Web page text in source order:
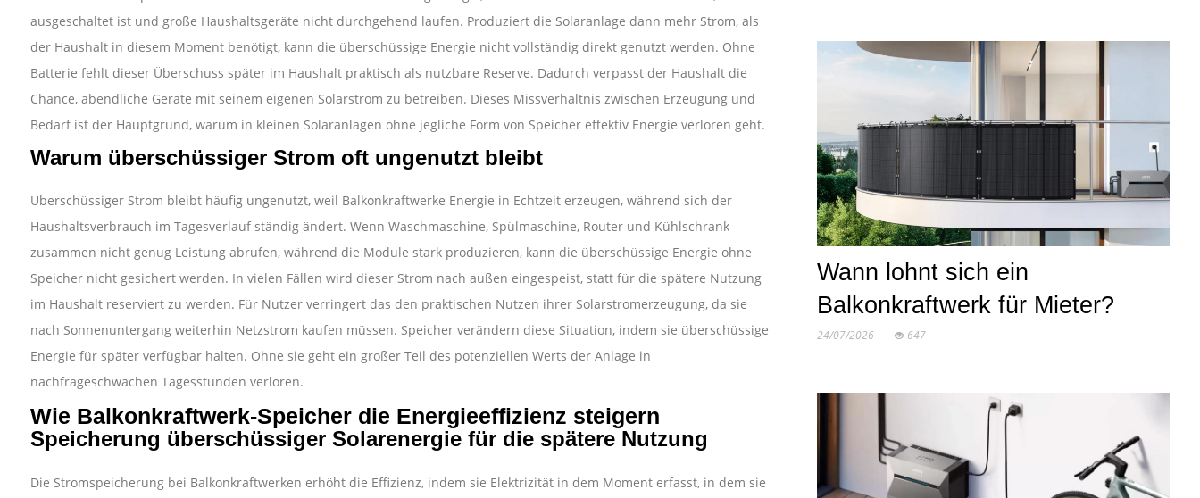
ausgeschaltet ist und große Haushaltsgeräte nicht durchgehend laufen. Produziert die Solaranlage dann mehr Strom, als
der Haushalt in diesem Moment benötigt, kann die überschüssige Energie nicht vollständig direkt genutzt werden. Ohne
Batterie fehlt dieser Überschuss später im Haushalt praktisch als nutzbare Reserve. Dadurch verpasst der Haushalt die
Chance, abendliche Geräte mit seinem eigenen Solarstrom zu betreiben. Dieses Missverhältnis zwischen Erzeugung und
Bedarf ist der Hauptgrund, warum in kleinen Solaranlagen ohne jegliche Form von Speicher effektiv Energie verloren geht.
Warum überschüssiger Strom oft ungenutzt bleibt
Überschüssiger Strom bleibt häufig ungenutzt, weil Balkonkraftwerke Energie in Echtzeit erzeugen, während sich der
Haushaltsverbrauch im Tagesverlauf ständig ändert. Wenn Waschmaschine, Spülmaschine, Router und Kühlschrank
zusammen nicht genug Leistung abrufen, während die Module stark produzieren, kann die überschüssige Energie ohne
Speicher nicht gesichert werden. In vielen Fällen wird dieser Strom nach außen eingespeist, statt für die spätere Nutzung
im Haushalt reserviert zu werden. Für Nutzer verringert das den praktischen Nutzen ihrer Solarstromerzeugung, da sie
nach Sonnenuntergang weiterhin Netzstrom kaufen müssen. Speicher verändern diese Situation, indem sie überschüssige
Energie für später verfügbar halten. Ohne sie geht ein großer Teil des potenziellen Werts der Anlage in
nachfrageschwachen Tagesstunden verloren.
Wie Balkonkraftwerk-Speicher die Energieeffizienz steigern
Speicherung überschüssiger Solarenergie für die spätere Nutzung
Die Stromspeicherung bei Balkonkraftwerken erhöht die Effizienz, indem sie Elektrizität in dem Moment erfasst, in dem sie
Wann lohnt sich ein
Balkonkraftwerk für Mieter?
24/07/2026 647